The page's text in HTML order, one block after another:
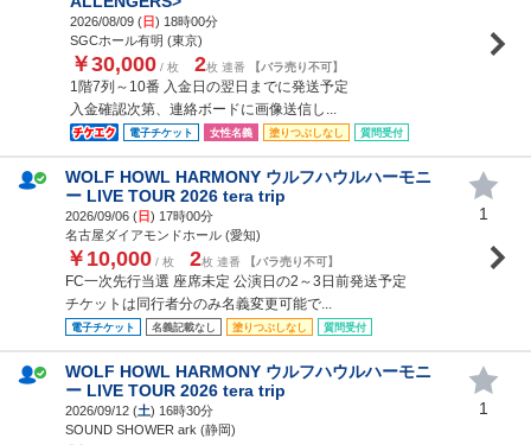
2026/08/09 (日) 18時00分
SGCホール有明 (東京)
￥30,000 / 枚 2枚 連番 【バラ売り不可】
1階7列～10番 入金日の翌日までに発送予定
入金確認次第、連絡ボードに画像送信し...
電子チケット 女性名義 塗りつぶしなし 質問受付
WOLF HOWL HARMONY ウルフハウルハーモニ
ー LIVE TOUR 2026 tera trip
2026/09/06 (日) 17時00分
名古屋ダイアモンドホール (愛知)
￥10,000 / 枚 2枚 連番 【バラ売り不可】
FC一次先行当選 座席未定 公演日の2～3日前発送予定
チケットは同行者分のみ名義変更可能で...
電子チケット 名義記載なし 塗りつぶしなし 質問受付
1
WOLF HOWL HARMONY ウルフハウルハーモニ
ー LIVE TOUR 2026 tera trip
2026/09/12 (土) 16時30分
SOUND SHOWER ark (静岡)
1